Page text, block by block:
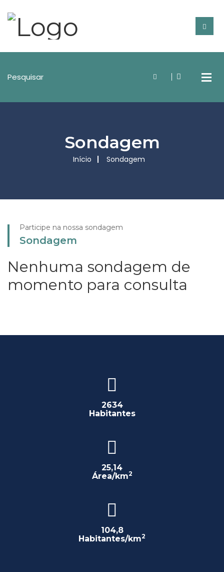
Sondagem
Início Sondagem
Participe na nossa sondagem
Sondagem
Nenhuma sondagem de
momento para consulta
2634
Habitantes
25,14
Área/km2
104,8
Habitantes/km2